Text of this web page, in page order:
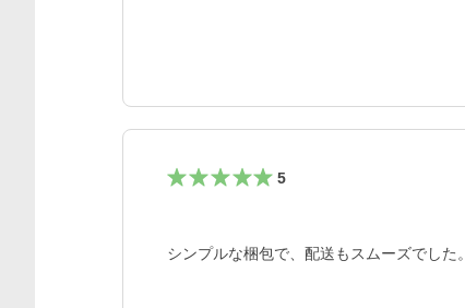
5
シンプルな梱包で、配送もスムーズでした。